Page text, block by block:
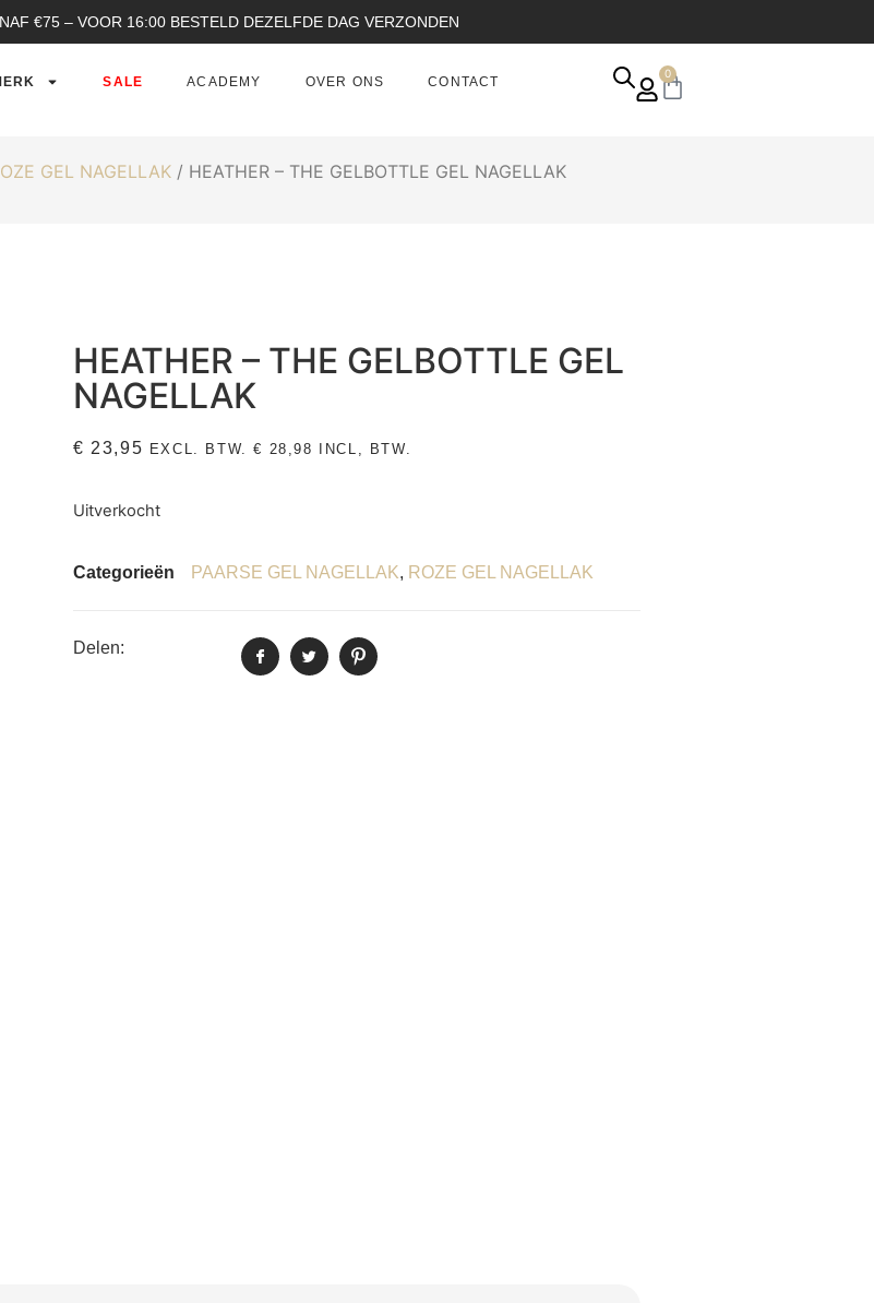
€75 – VOOR 16:00 BESTELD DEZELFDE DAG VERZONDEN
SALE ACADEMY OVER ONS CONTACT
0
GEL NAGELLAK / HEATHER – THE GELBOTTLE GEL NAGELLAK
HEATHER – THE GELBOTTLE GEL
NAGELLAK
€ 23,95 EXCL. BTW.€ 28,98 INCL, BTW.
Uitverkocht
Categorieën PAARSE GEL NAGELLAK, ROZE GEL NAGELLAK
Delen: